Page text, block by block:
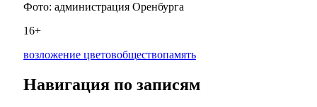
Фото: администрация Оренбурга
16+
возложение цветовобществопамять
Навигация по записям